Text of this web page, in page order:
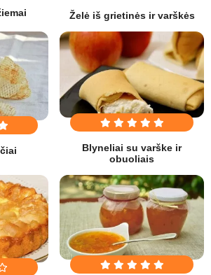
Želė iš grietinės ir varškės
Blyneliai su varške ir
obuoliais